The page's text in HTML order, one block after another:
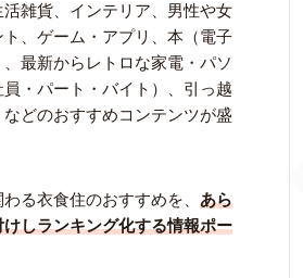
雑貨、インテリア、男性や女
、ゲーム・アプリ、本（電子
最新からレトロな家電・パソ
・パート・バイト）、引っ越
などのおすすめコンテンツが盛
る衣食住のおすすめを、 あら
しランキング化する情報ポー